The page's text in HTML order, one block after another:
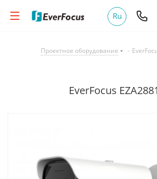
Ru
Проектное оборудование -
EverFocus EZA2881